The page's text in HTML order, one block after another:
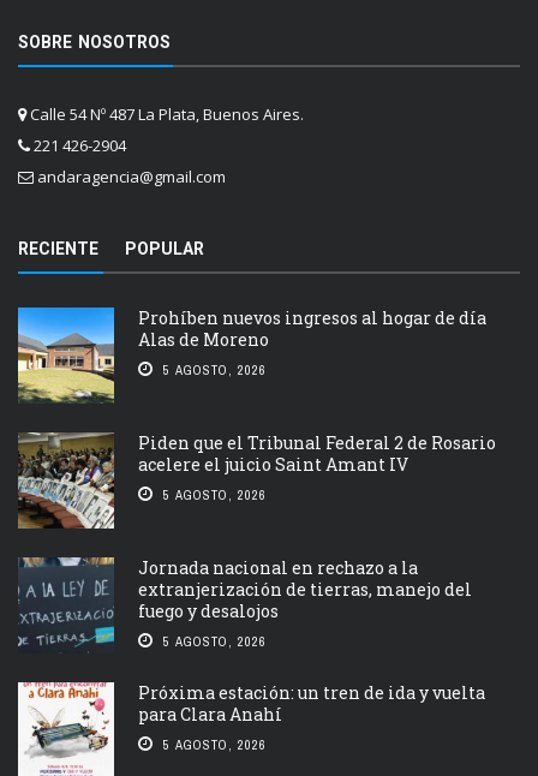
SOBRE NOSOTROS
Calle 54 Nº 487 La Plata, Buenos Aires.
221 426-2904
andaragencia@gmail.com
RECIENTE POPULAR
Prohíben nuevos ingresos al hogar de día
Alas de Moreno
5 AGOSTO, 2026
Piden que el Tribunal Federal 2 de Rosario
acelere el juicio Saint Amant IV
5 AGOSTO, 2026
Jornada nacional en rechazo a la
extranjerización de tierras, manejo del
fuego y desalojos
5 AGOSTO, 2026
Próxima estación: un tren de ida y vuelta
para Clara Anahí
5 AGOSTO, 2026